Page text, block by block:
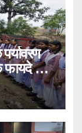
फायदे भी